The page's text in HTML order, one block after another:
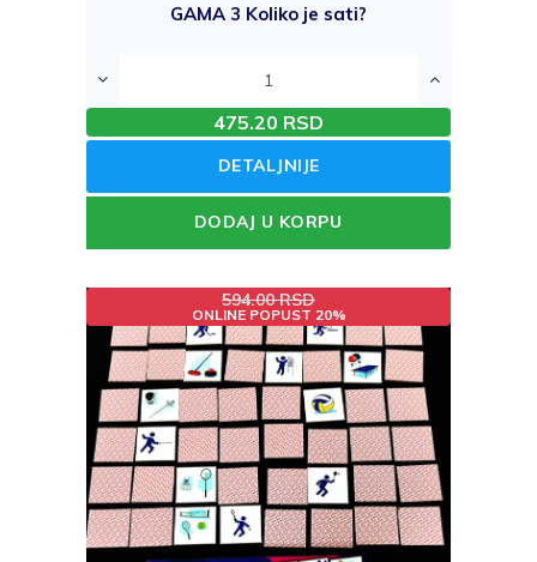
GAMA 3 Koliko je sati?
475.20 RSD
DETALJNIJE
DODAJ U KORPU
594.00 RSD
ONLINE POPUST 20%